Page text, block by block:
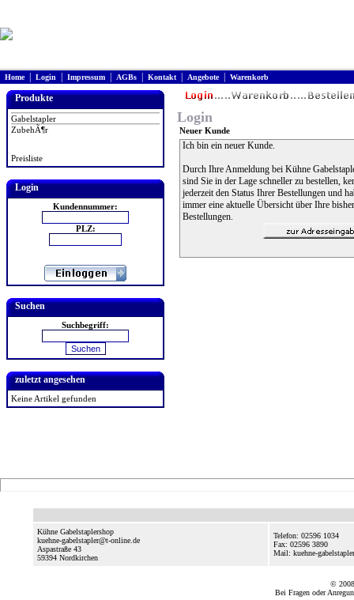
Home| Login Impressum AGBs Kontakt| Angebote| Warenkorb
Produkte
Gabelstapler
ZubehÃ¶r
Preisliste
Login
Kundennummer:
PLZ:
Suchen
Suchbegriff:
zuletzt angesehen
Keine Artikel gefunden
Login
Neuer Kunde
Ich bin ein neuer Kunde.
Durch Ihre Anmeldung bei Kühne
sind Sie in der Lage schneller zu bestellen,
jederzeit den Status Ihrer Bestellungen und
immer eine aktuelle Übersicht über Ihre
Bestellungen.
Kühne Gabelstaplershop
kuehne-gabelstapler@t-online.de
Aspastraße 43
59394 Nordkirchen
Telefon: 02596 1034
Fax: 02596 3890
Mail: kuehne-
© 2008
Bei Fragen oder